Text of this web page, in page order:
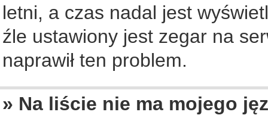
letni, a czas nadal jest
źle ustawiony jest zegar na
naprawił ten problem.
» Na liście nie ma mojego